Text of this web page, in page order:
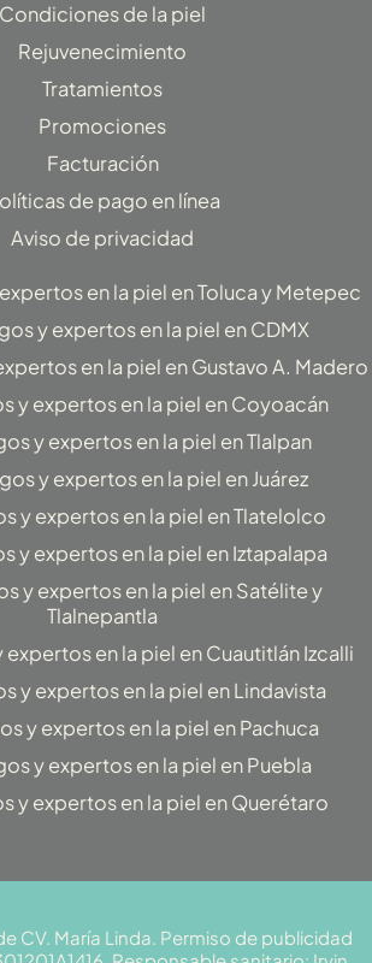
a
g
m
b
o
o
k
-
f
u
b
Condiciones de la piel
Rejuvenecimiento
Tratamientos
Promociones
Facturación
de pago en línea
Aviso de privacidad
en la piel en Toluca y Metepec
y expertos en la piel en CDMX
en la piel en Gustavo A. Madero
y expertos en la piel en Coyoacán
y expertos en la piel en Tlalpan
y expertos en la piel en Juárez
y expertos en la piel en Tlatelolco
y expertos en la piel en Iztapalapa
y expertos en la piel en Satélite y
Tlalnepantla
en la piel en Cuautitlán Izcalli
y expertos en la piel en Lindavista
y expertos en la piel en Pachuca
y expertos en la piel en Puebla
y expertos en la piel en Querétaro
CV. María Linda. Permiso de publicidad